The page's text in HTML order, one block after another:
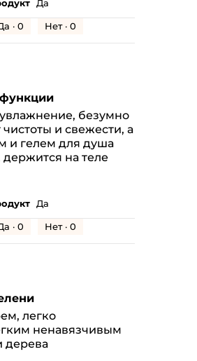
Да
· 0 Нет · 0
безумно
и свежести, а
и гелем для душа
держится на теле
Да
· 0 Нет · 0
легко
ненавязчивым
дерева